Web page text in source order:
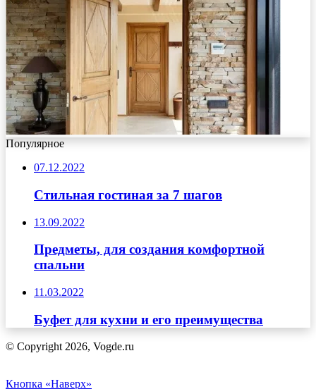
Популярное
07.12.2022
Стильная гостиная за 7 шагов
13.09.2022
Предметы, для создания комфортной
спальни
11.03.2022
Буфет для кухни и его преимущества
© Copyright 2026, Vogde.ru
Кнопка «Наверх»